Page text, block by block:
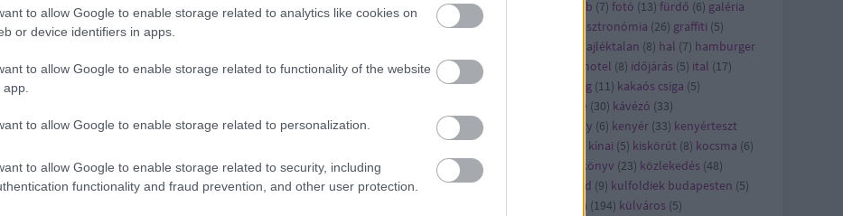
to allow Google to enable storage related to analytics like cookies on
or device identifiers in apps.
to allow Google to enable storage related to functionality of the website
app.
to allow Google to enable storage related to personalization.
to allow Google to enable storage related to security, including
functionality and fraud prevention, and other user protection.
fesztivál(10 flashmob (7) fotó (13) fürdő (6) galéria
)gaszto( gasztronómia (26) graffiti (5)
hajléktalan (8) hal (7) hamburger
(47)hirdetés hotel (8) időjárás (5) ital (17)
japán(7)játék jótékonyság (11) kakaós csiga (5)
kávé (30) kávézó (33)
kávézópluszvalami
kazinczy (6) kenyér (33) kenyérteszt
)kézműves kínai (5) kiskörút (8) kocsma (6)
koncert
21 könyv (23) közlekedés (48)
közösség( külföld (9) kulfoldiek budapesten (5)
kultúra (194) külváros (5)